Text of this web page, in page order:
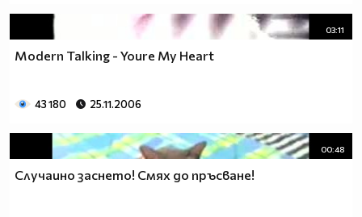
03:11
Modern Talking - Youre My Heart
43 180 25.11.2006
00:48
Случаино заснето! Смях до пръсване!